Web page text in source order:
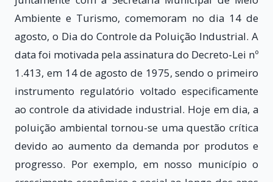
Ambiente e Turismo, comemoram no dia 14 de
agosto, o Dia do Controle da Poluição Industrial. A
data foi motivada pela assinatura do Decreto-Lei nº
1.413, em 14 de agosto de 1975, sendo o primeiro
instrumento regulatório voltado especificamente
ao controle da atividade industrial. Hoje em dia, a
poluição ambiental tornou-se uma questão crítica
devido ao aumento da demanda por produtos e
progresso. Por exemplo, em nosso município o